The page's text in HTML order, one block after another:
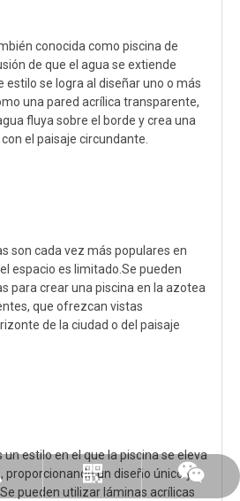
conocida como piscina de
de que el agua se extiende
estilo se logra al diseñar uno o más
una pared acrílica transparente,
fluya sobre el borde y crea una
el paisaje circundante.
son cada vez más populares en
espacio es limitado.Se pueden
para crear una piscina en la azotea
que ofrezcan vistas
de la ciudad o del paisaje
un estilo en el que la piscina se eleva
proporcionando un diseño único y
pueden utilizar láminas acrílicas
13584439533
Whatsapp
chatear